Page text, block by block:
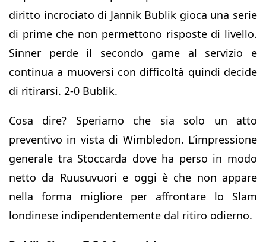
diritto incrociato di Jannik Bublik gioca una serie
di prime che non permettono risposte di livello.
Sinner perde il secondo game al servizio e
continua a muoversi con difficoltà quindi decide
di ritirarsi. 2-0 Bublik.
Cosa dire? Speriamo che sia solo un atto
preventivo in vista di Wimbledon. L’impressione
generale tra Stoccarda dove ha perso in modo
netto da Ruusuvuori e oggi è che non appare
nella forma migliore per affrontare lo Slam
londinese indipendentemente dal ritiro odierno.